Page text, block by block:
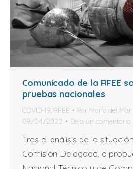
Comunicado de la RFEE
pruebas nacionales
COVID-19 RFEE Por María del Mar
09/04/2020
Deja un comentario
Tras el análisis de la
Comisión Delegada, a